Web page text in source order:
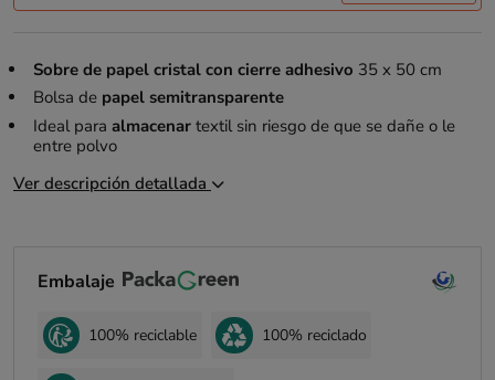
Sobre de papel cristal con cierre adhesivo 35 x 50 cm
Bolsa de papel semitransparente
Ideal para almacenartextil sin riesgo de que se dañe o le
entre polvo
Ver descripción detallada
Embalaje
100% reciclable 100% reciclado